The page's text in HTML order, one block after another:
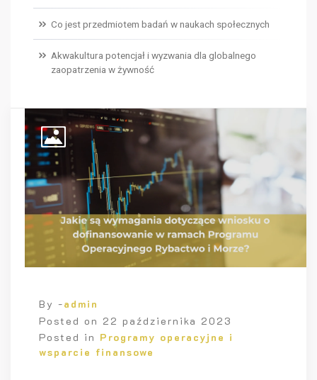
By -admin
Posted on 22 października 2023
Posted in Programy operacyjne i
wsparcie finansowe
Co jest przedmiotem badań w naukach społecznych
Akwakultura potencjał i wyzwania dla globalnego
zaopatrzenia w żywność